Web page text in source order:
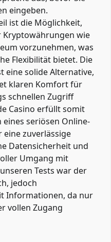
eingeben.
ist die Möglichkeit,
Kryptowährungen wie
vorzunehmen, was
Flexibilität bietet. Die
eine solide Alternative,
klaren Komfort für
schnellen Zugriff
Casino erfüllt somit
seriösen Online-
eine zuverlässige
Datensicherheit und
Umgang mit
Tests war der
jedoch
Informationen, da nur
vollen Zugang